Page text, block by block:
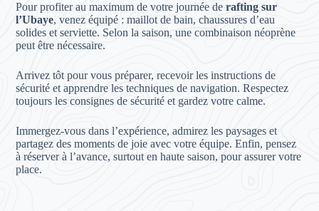
Pour profiter au maximum de votre journée derafting sur
l’Ubaye, venez équipé : maillot de bain, chaussures d’eau
solides et serviette. Selon la saison, une combinaison néoprène
peut être nécessaire.
Arrivez tôt pour vous préparer, recevoir les instructions de
sécurité et apprendre les techniques de navigation. Respectez
toujours les consignes de sécurité et gardez votre calme.
Immergez-vous dans l’expérience, admirez les paysages et
partagez des moments de joie avec votre équipe. Enfin, pensez
à réserver à l’avance, surtout en haute saison, pour assurer votre
place.